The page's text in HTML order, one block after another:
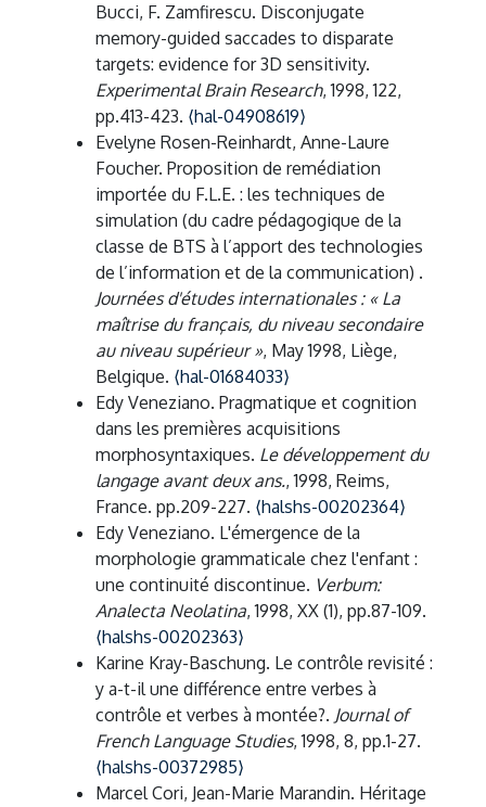
Bucci, F. Zamfirescu. Disconjugate
memory-guided saccades to disparate
targets: evidence for 3D sensitivity.
Experimental Brain Research, 1998, 122,
pp.413-423. ⟨hal-04908619⟩
Evelyne Rosen-Reinhardt, Anne-Laure
Foucher. Proposition de remédiation
importée du F.L.E. : les techniques de
simulation (du cadre pédagogique de la
classe de BTS à l’apport des technologies
de l’information et de la communication) .
Journées d'études internationales : « La
maîtrise du français, du niveau secondaire
au niveau supérieur », May 1998, Liège,
Belgique. ⟨hal-01684033⟩
Edy Veneziano. Pragmatique et cognition
dans les premières acquisitions
morphosyntaxiques. Le développement du
langage avant deux ans., 1998, Reims,
France. pp.209-227. ⟨halshs-00202364⟩
Edy Veneziano. L'émergence de la
morphologie grammaticale chez l'enfant :
une continuité discontinue. Verbum:
Analecta Neolatina, 1998, XX (1), pp.87-109.
⟨halshs-00202363⟩
Karine Kray-Baschung. Le contrôle revisité :
y a-t-il une différence entre verbes à
contrôle et verbes à montée?. Journal of
French Language Studies, 1998, 8, pp.1-27.
⟨halshs-00372985⟩
Marcel Cori, Jean-Marie Marandin. Héritage